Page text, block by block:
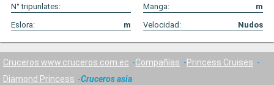
N° tripunlates:
Manga:
m
Eslora:
m Velocidad: Nudos
Cruceros www.cruceros.com.ec Compañías
Princess Cruises
Diamond Princess
Cruceros asia